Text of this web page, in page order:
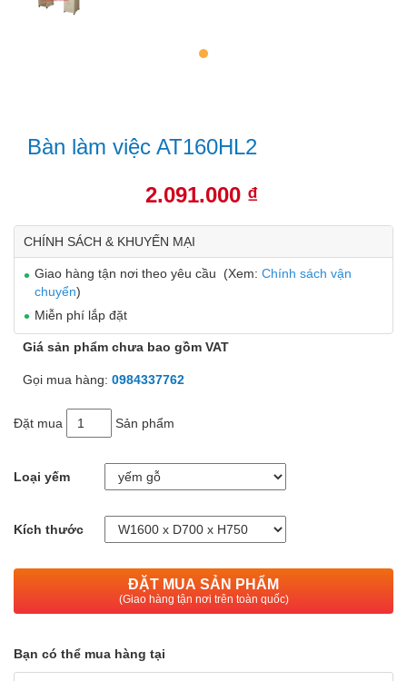
Bàn làm việc AT160HL2
2.091.000 ₫
CHÍNH SÁCH & KHUYẾN MẠI
Giao hàng tận nơi theo yêu cầu (Xem: Chính sách vận
chuyển)
Miễn phí lắp đặt
Giá sản phẩm chưa bao gồm VAT
Gọi mua hàng: 0984337762
Đặt mua Sản phẩm
Loại yếm
Kích thước
ĐẶT MUA SẢN PHẨM
(Giao hàng tận nơi trên toàn quốc)
Bạn có thể mua hàng tại